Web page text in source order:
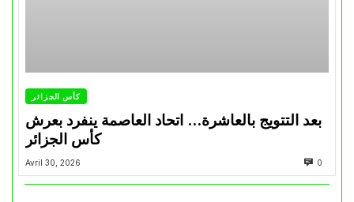
كأس الجزائر
بعد التتويج بالعاشرة… اتحاد العاصمة ينفرد بعرش
كأس الجزائر
Avril 30, 2026 0